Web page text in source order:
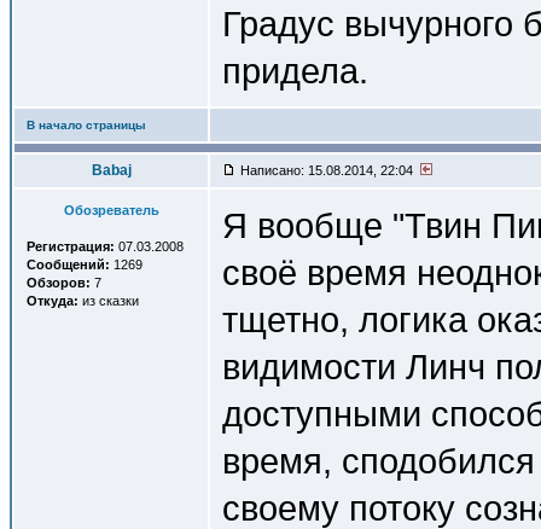
Градус вычурного
придела.
В начало страницы
Babaj Написано: 15.08.2014, 22:04
Обозреватель
Регистрация: 07.03.2008
Сообщений: 1269
Обзоров: 7
Откуда: из сказки
Я вообще "Твин
своё время
тщетно, логика
видимости Линч
доступными
время,
своему потоку